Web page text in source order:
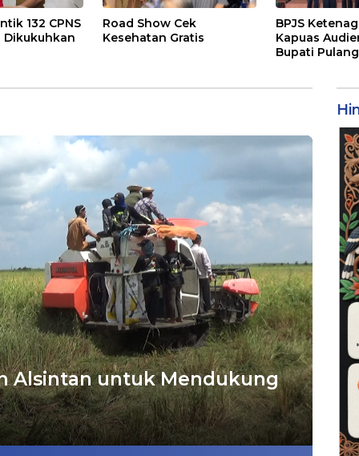
132 CPNS
Dikukuhkan
Road Show Cek
Kesehatan Gratis
BPJS
Kapuas
Bupati
Alsintan untuk Mendukung